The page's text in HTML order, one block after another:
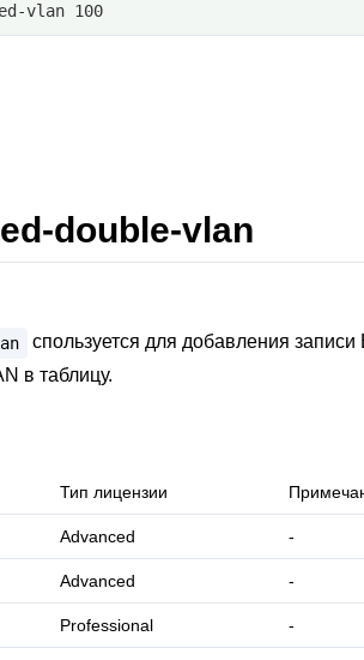
vlan 100
double-vlan
спользуется для добавления
в таблицу.
Тип лицензии
Advanced -
Advanced -
Professional -